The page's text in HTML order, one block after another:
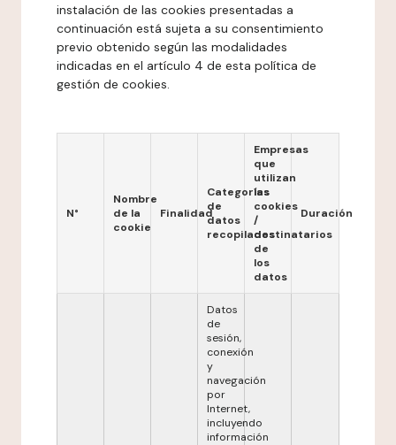
instalación de las cookies presentadas a
continuación está sujeta a su consentimiento
previo obtenido según las modalidades
indicadas en el artículo 4 de esta política de
gestión de cookies.
N°
Nombre
de la
cookie
Finalidad
Categorías
de
datos
recopilados
Empresas
que
utilizan
las
cookies
/
destinatarios
de
los
datos
Duración
Datos
de
sesión,
conexión
y
navegación
por
Internet,
incluyendo
información